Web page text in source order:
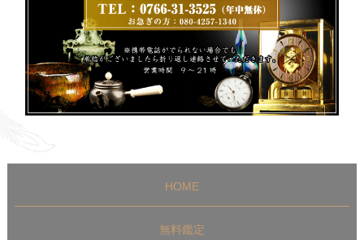
HOME
無料鑑定